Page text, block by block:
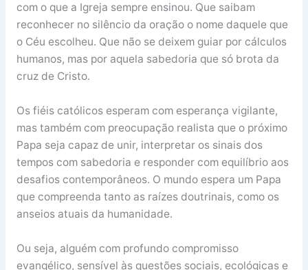
com o que a Igreja sempre ensinou. Que saibam
reconhecer no silêncio da oração o nome daquele que
o Céu escolheu. Que não se deixem guiar por cálculos
humanos, mas por aquela sabedoria que só brota da
cruz de Cristo.
Os fiéis católicos esperam com esperança vigilante,
mas também com preocupação realista que o próximo
Papa seja capaz de unir, interpretar os sinais dos
tempos com sabedoria e responder com equilíbrio aos
desafios contemporâneos. O mundo espera um Papa
que compreenda tanto as raízes doutrinais, como os
anseios atuais da humanidade.
Ou seja, alguém com profundo compromisso
evangélico, sensível às questões sociais, ecológicas e